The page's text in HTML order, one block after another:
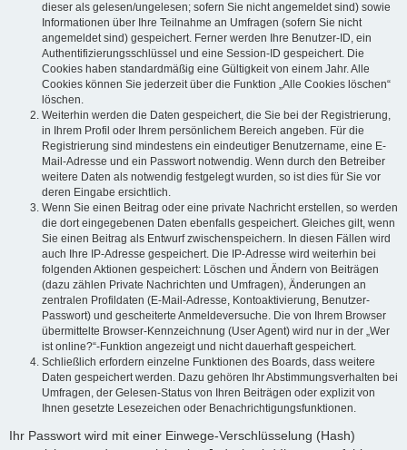
dieser als gelesen/ungelesen; sofern Sie nicht angemeldet sind) sowie
Informationen über Ihre Teilnahme an Umfragen (sofern Sie nicht
angemeldet sind) gespeichert. Ferner werden Ihre Benutzer-ID, ein
Authentifizierungsschlüssel und eine Session-ID gespeichert. Die
Cookies haben standardmäßig eine Gültigkeit von einem Jahr. Alle
Cookies können Sie jederzeit über die Funktion „Alle Cookies löschen“
löschen.
Weiterhin werden die Daten gespeichert, die Sie bei der Registrierung,
in Ihrem Profil oder Ihrem persönlichem Bereich angeben. Für die
Registrierung sind mindestens ein eindeutiger Benutzername, eine E-
Mail-Adresse und ein Passwort notwendig. Wenn durch den Betreiber
weitere Daten als notwendig festgelegt wurden, so ist dies für Sie vor
deren Eingabe ersichtlich.
Wenn Sie einen Beitrag oder eine private Nachricht erstellen, so werden
die dort eingegebenen Daten ebenfalls gespeichert. Gleiches gilt, wenn
Sie einen Beitrag als Entwurf zwischenspeichern. In diesen Fällen wird
auch Ihre IP-Adresse gespeichert. Die IP-Adresse wird weiterhin bei
folgenden Aktionen gespeichert: Löschen und Ändern von Beiträgen
(dazu zählen Private Nachrichten und Umfragen), Änderungen an
zentralen Profildaten (E-Mail-Adresse, Kontoaktivierung, Benutzer-
Passwort) und gescheiterte Anmeldeversuche. Die von Ihrem Browser
übermittelte Browser-Kennzeichnung (User Agent) wird nur in der „Wer
ist online?“-Funktion angezeigt und nicht dauerhaft gespeichert.
Schließlich erfordern einzelne Funktionen des Boards, dass weitere
Daten gespeichert werden. Dazu gehören Ihr Abstimmungsverhalten bei
Umfragen, der Gelesen-Status von Ihren Beiträgen oder explizit von
Ihnen gesetzte Lesezeichen oder Benachrichtigungsfunktionen.
Ihr Passwort wird mit einer Einwege-Verschlüsselung (Hash)